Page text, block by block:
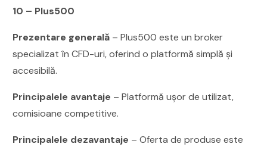
10 – Plus500
Prezentare generală – Plus500 este un broker
specializat în CFD-uri, oferind o platformă simplă și
accesibilă.
Principalele avantaje – Platformă ușor de utilizat,
comisioane competitive.
Principalele dezavantaje – Oferta de produse este